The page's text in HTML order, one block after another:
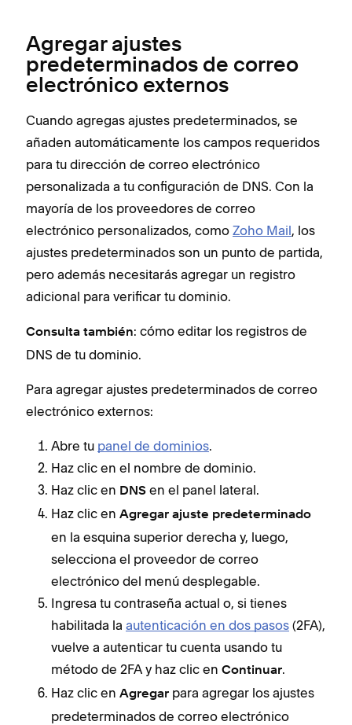
Agregar ajustes
predeterminados de correo
electrónico externos
Cuando agregas ajustes predeterminados, se
añaden automáticamente los campos requeridos
para tu dirección de correo electrónico
personalizada a tu configuración de DNS. Con la
mayoría de los proveedores de correo
electrónico personalizados, como Zoho Mail, los
ajustes predeterminados son un punto de partida,
pero además necesitarás agregar un registro
adicional para verificar tu dominio.
Consulta también: cómo editar los registros de
DNS de tu dominio.
Para agregar ajustes predeterminados de correo
electrónico externos:
Abre tu panel de dominios.
Haz clic en el nombre de dominio.
Haz clic en DNS en el panel lateral.
Haz clic en Agregar ajuste predeterminado
en la esquina superior derecha y, luego,
selecciona el proveedor de correo
electrónico del menú desplegable.
Ingresa tu contraseña actual o, si tienes
habilitada la autenticación en dos pasos (2FA),
vuelve a autenticar tu cuenta usando tu
método de 2FA y haz clic en Continuar.
Haz clic en Agregar para agregar los ajustes
predeterminados de correo electrónico